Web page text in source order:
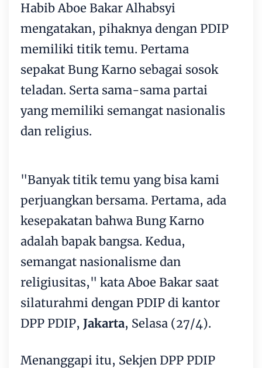
Habib Aboe Bakar Alhabsyi
mengatakan, pihaknya dengan PDIP
memiliki titik temu. Pertama
sepakat Bung Karno sebagai sosok
teladan. Serta sama-sama partai
yang memiliki semangat nasionalis
dan religius.
"Banyak titik temu yang bisa kami
perjuangkan bersama. Pertama, ada
kesepakatan bahwa Bung Karno
adalah bapak bangsa. Kedua,
semangat nasionalisme dan
religiusitas," kata Aboe Bakar saat
silaturahmi dengan PDIP di kantor
DPP PDIP, Jakarta, Selasa (27/4).
Menanggapi itu, Sekjen DPP PDIP